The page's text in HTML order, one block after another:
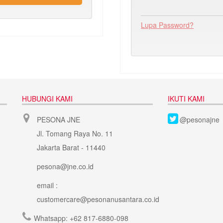
Lupa Password?
HUBUNGI KAMI
PESONA JNE
Jl. Tomang Raya No. 11
Jakarta Barat - 11440
pesona@jne.co.id
email :
customercare@pesonanusantara.co.id
Whatsapp: +62 817-6880-098
IKUTI KAMI
@pesonajne